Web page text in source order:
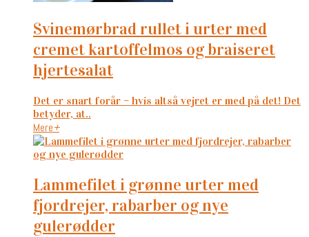
svinemørbrad rullet i urter med
cremet kartoffelmos og braiseret
hjertesalat
Det er snart forår – hvis altså vejret er med på det! Det
betyder, at..
Mere+
lammefilet i grønne urter med
fjordrejer, rabarber og nye
gulerødder